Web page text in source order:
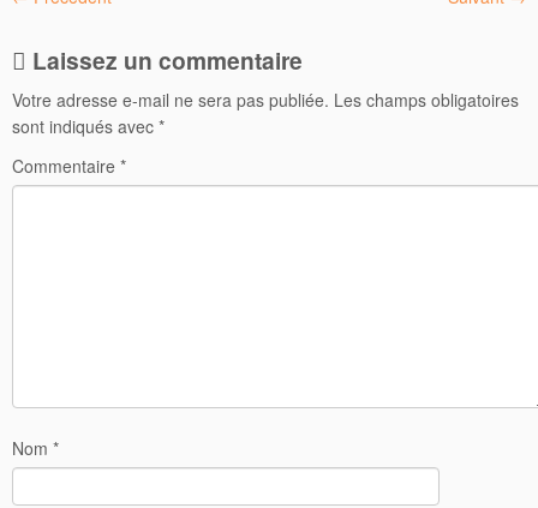
Laissez un commentaire
Votre adresse e-mail ne sera pas publiée. Les champs obligatoires
sont indiqués avec *
Commentaire *
Nom *